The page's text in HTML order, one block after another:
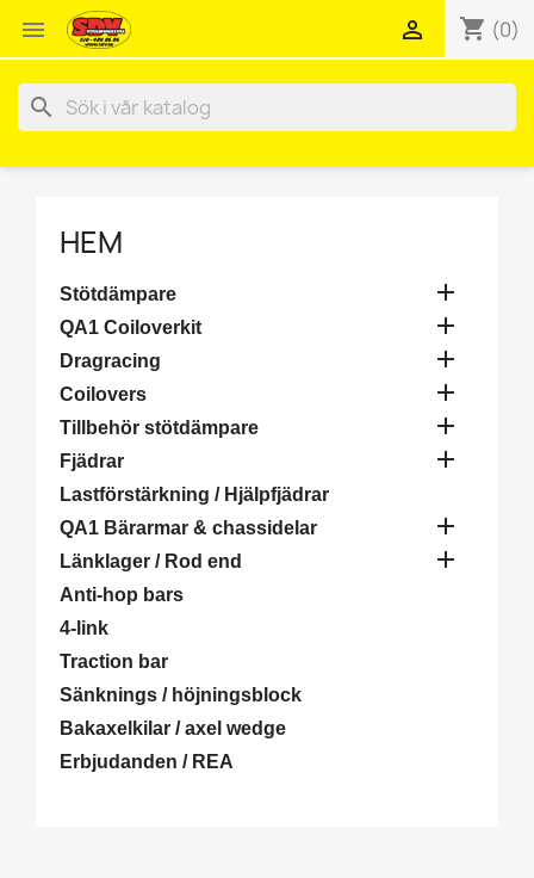
 shopping_cart (0)

search
HEM
Stötdämpare 
QA1 Coiloverkit 
Dragracing 
Coilovers 
Tillbehör stötdämpare 
Fjädrar 
Lastförstärkning / Hjälpfjädrar
QA1 Bärarmar & chassidelar

Länklager / Rod end 
Anti-hop bars
4-link
Traction bar
Sänknings / höjningsblock
Bakaxelkilar / axel wedge
Erbjudanden / REA